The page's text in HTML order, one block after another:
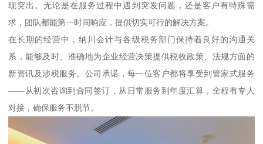
现突出。无论是在服务过程中遇到突发问题，还是客户有特殊需
求，团队都能第一时间响应，提供切实可行的解决方案。
在长期的经营中，纳川会计与各级税务部门保持着良好的沟通关
系，能够及时、准确地为企业经营决策提供税收政策、法规方面的
新资讯及涉税服务。公司承诺，每一位客户都将享受到管家式服务
——从初次咨询到合同签订，从日常服务到年度汇算，全程有专人
对接，确保服务不脱节。